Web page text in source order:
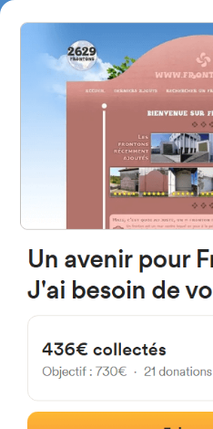
BUSCAR
AÑADIR UN
4784
frontones
64310
Fotos